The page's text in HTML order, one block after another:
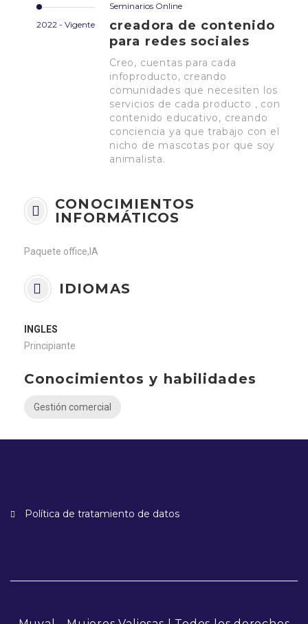
2022 - Vigente
Seminarios Online
creadora de contenido
para redes sociales
Creo, cuentas para cada
infoproducto, creando
comunidades que necesiten los
servicios de cada producto , con
contenido educativo, creando
conciencia ya que trabajo con el
nicho de mascotas por que soy
animalista.
CONOCIMIENTOS
INFORMÁTICOS
Paquete office,IA
IDIOMAS
INGLES
Principiante
Conocimientos y habilidades
Gestión comercial
Política de tratamiento de datos